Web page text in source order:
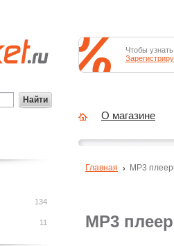
MP3
Главная MP3
134
11
Найти
Чтобы
О магазине